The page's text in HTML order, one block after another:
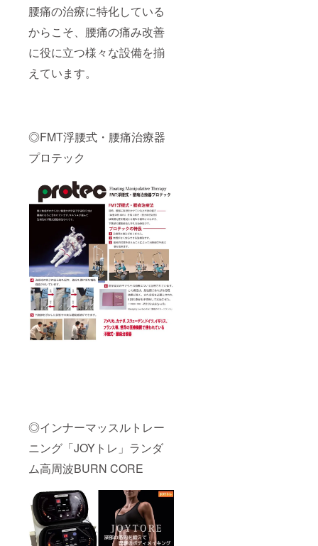
腰痛の治療に特化している
からこそ、腰痛の痛み改善
に役に立つ様々な設備を揃
えています。
◎FMT浮腰式・腰痛治療器
プロテック
◎インナーマッスルトレー
ニング「JOYトレ」ランダ
ム高周波BURN CORE